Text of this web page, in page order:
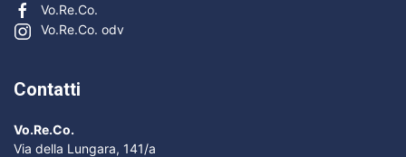
Vo.Re.Co.
Vo.Re.Co. odv
Contatti
Vo.Re.Co.
Via della Lungara, 141/a